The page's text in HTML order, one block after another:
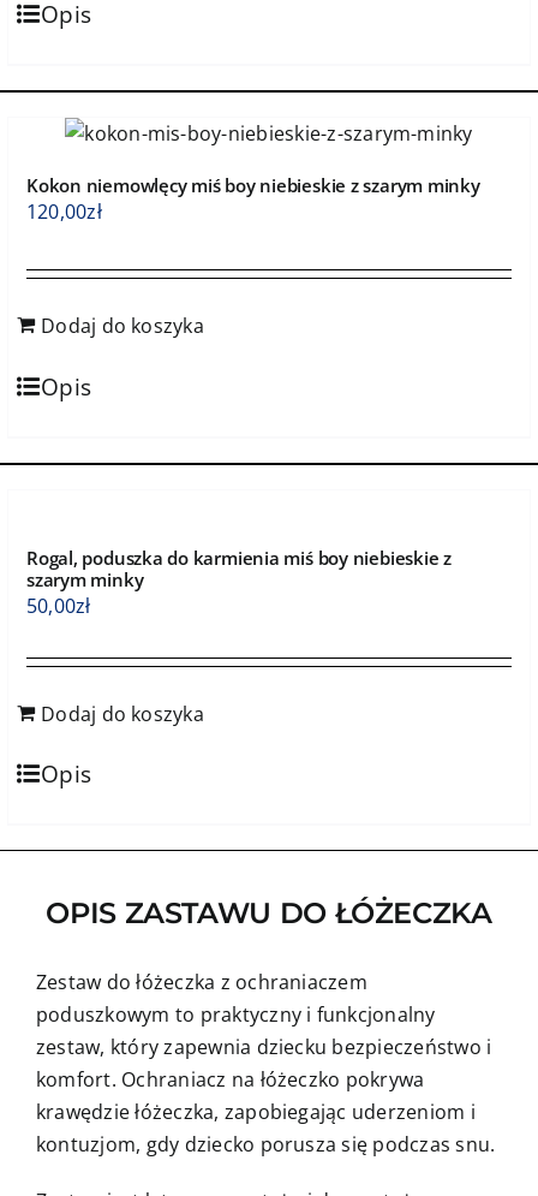
Opis
Kokon niemowlęcy miś boy niebieskie z szarym minky
120,00zł
Dodaj do koszyka
Opis
Rogal, poduszka do karmienia miś boy niebieskie z
szarym minky
50,00zł
Dodaj do koszyka
Opis
OPIS ZASTAWU DO ŁÓŻECZKA
Zestaw do łóżeczka z ochraniaczem
poduszkowym to praktyczny i funkcjonalny
zestaw, który zapewnia dziecku bezpieczeństwo i
komfort. Ochraniacz na łóżeczko pokrywa
krawędzie łóżeczka, zapobiegając uderzeniom i
kontuzjom, gdy dziecko porusza się podczas snu.